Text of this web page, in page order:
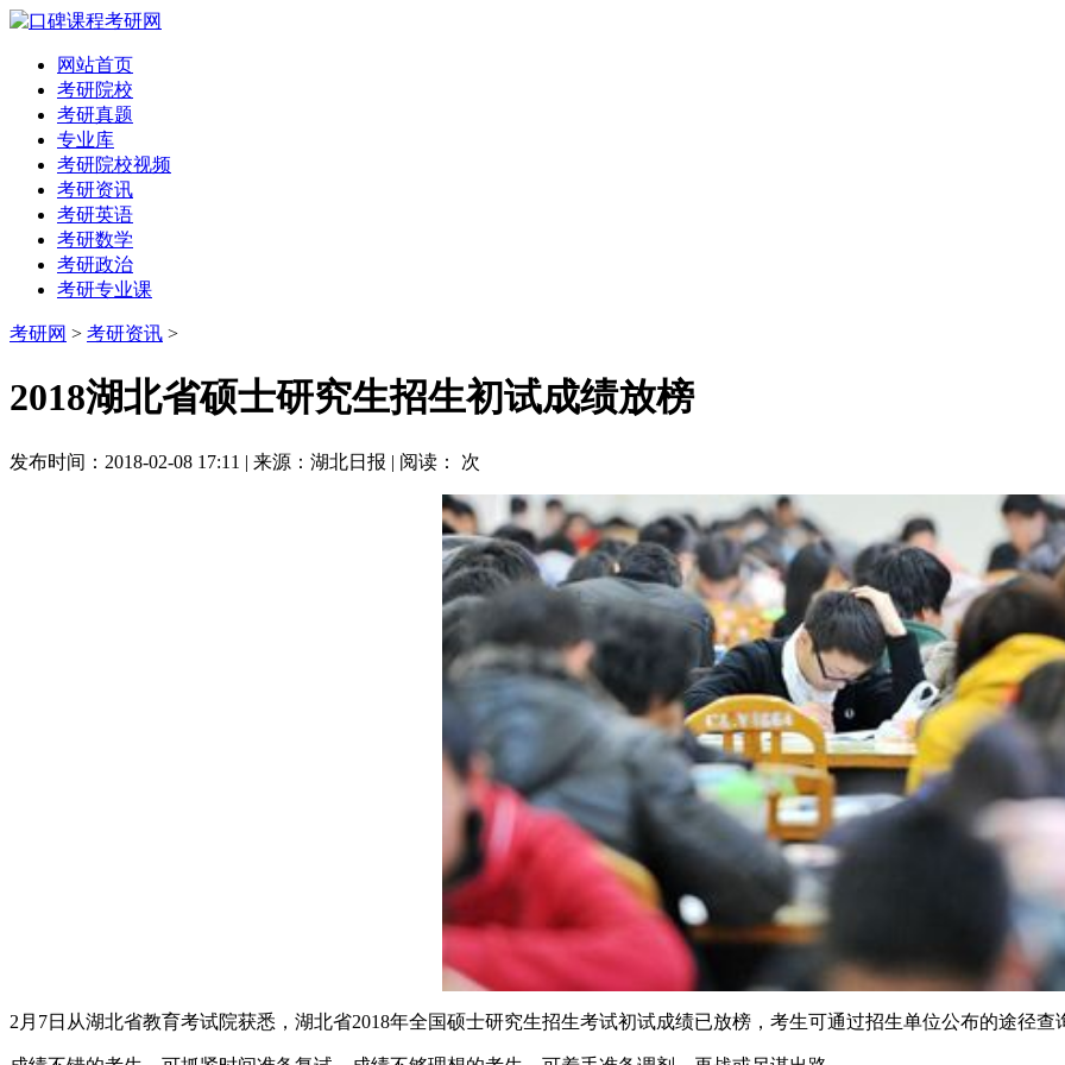
网站首页
考研院校
考研真题
专业库
考研院校视频
考研资讯
考研英语
考研数学
考研政治
考研专业课
考研网 > 考研资讯 >
2018湖北省硕士研究生招生初试成绩放榜
发布时间：2018-02-08 17:11 | 来源：湖北日报 | 阅读： 次
2月7日从湖北省教育考试院获悉，湖北省2018年全国硕士研究生招生考试初试成绩已放榜，考生可通过招生单位公布的途径查